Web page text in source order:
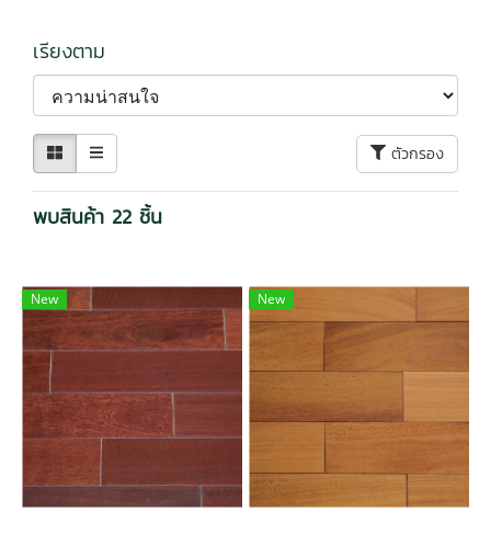
เรียงตาม
ตัวกรอง
พบสินค้า 22 ชิ้น
New New